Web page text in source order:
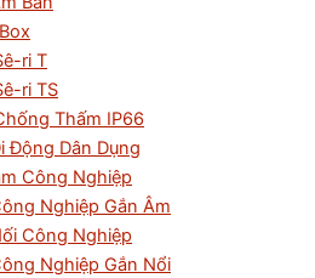
ri T
ri TS
Thấm IP66
Động Dân Dụng
Công Nghiệp
Nghiệp Gắn Âm
Công Nghiệp
Nghiệp Gắn Nổi